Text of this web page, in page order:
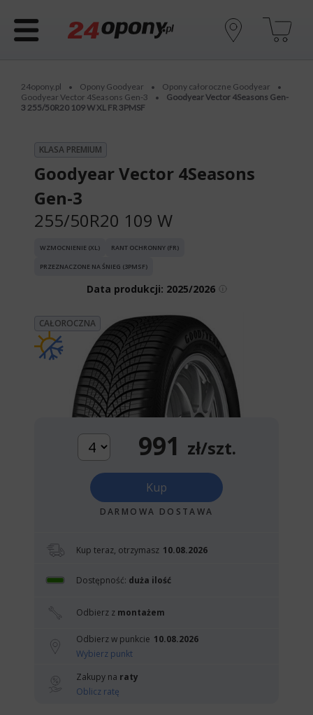
24opony.pl • Opony Goodyear • Opony całoroczne Goodyear •
Goodyear Vector 4Seasons Gen-3 •
Goodyear Vector 4Seasons Gen-
3 255/50R20 109 W XL FR 3PMSF
KLASA PREMIUM
Goodyear Vector 4Seasons
Gen-3
255/50R20 109 W
WZMOCNIENIE (XL) RANT OCHRONNY (FR)
PRZEZNACZONE NA ŚNIEG (3PMSF)
Data produkcji: 2025/2026
CAŁOROCZNA
991 zł/szt.
Kup
DARMOWA DOSTAWA
Kup teraz, otrzymasz 10.08.2026
Dostępność: duża ilość
Odbierz z montażem
Odbierz w punkcie 10.08.2026
Wybierz punkt
Zakupy na raty
Oblicz ratę